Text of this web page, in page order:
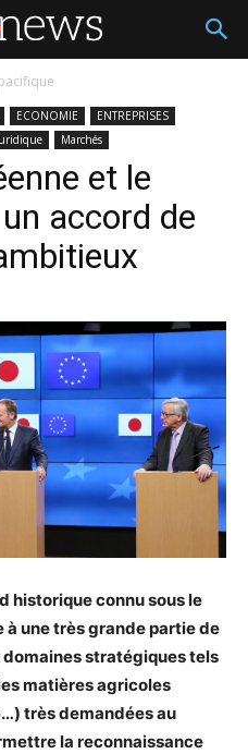
ECONOMIE
ENTREPRISES
Marchés
et le
accord de
historique connu sous le
à une très grande partie de
stratégiques tels
matières agricoles
très demandées au
la reconnaissance